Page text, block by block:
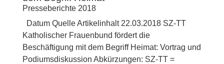
Presseberichte 2018
Datum Quelle Artikelinhalt 22.03.2018 SZ-TT
Katholischer Frauenbund fördert die
Beschäftigung mit dem Begriff Heimat: Vortrag und
Podiumsdiskussion Abkürzungen: SZ-TT =